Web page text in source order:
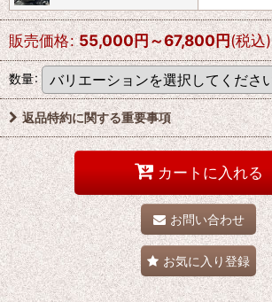
販売価格: 55,000円～67,800円(税込)
数量:
返品特約に関する重要事項
カートに入れる
お問い合わせ
お気に入り登録